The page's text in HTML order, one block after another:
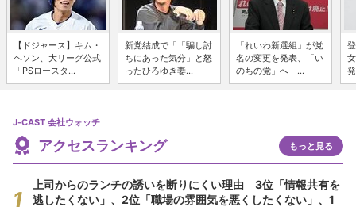
【ドジャース】キム・
ヘソン、大リーグ公式
「PSロースタ...
新党結成で「「騙し討
ちにあった気分」と怒
ったひろゆき妻...
「れいわ新選組」が党
名の変更を発表、「い
のちの党」へ ...
J-CAST 会社ウォッチ
アクセスランキング もっと見る
上司からのランチの誘いを断りにくい理由 3位「情報共有を
逃したくない」、2位「職場の雰囲気を悪くしたくない」、1